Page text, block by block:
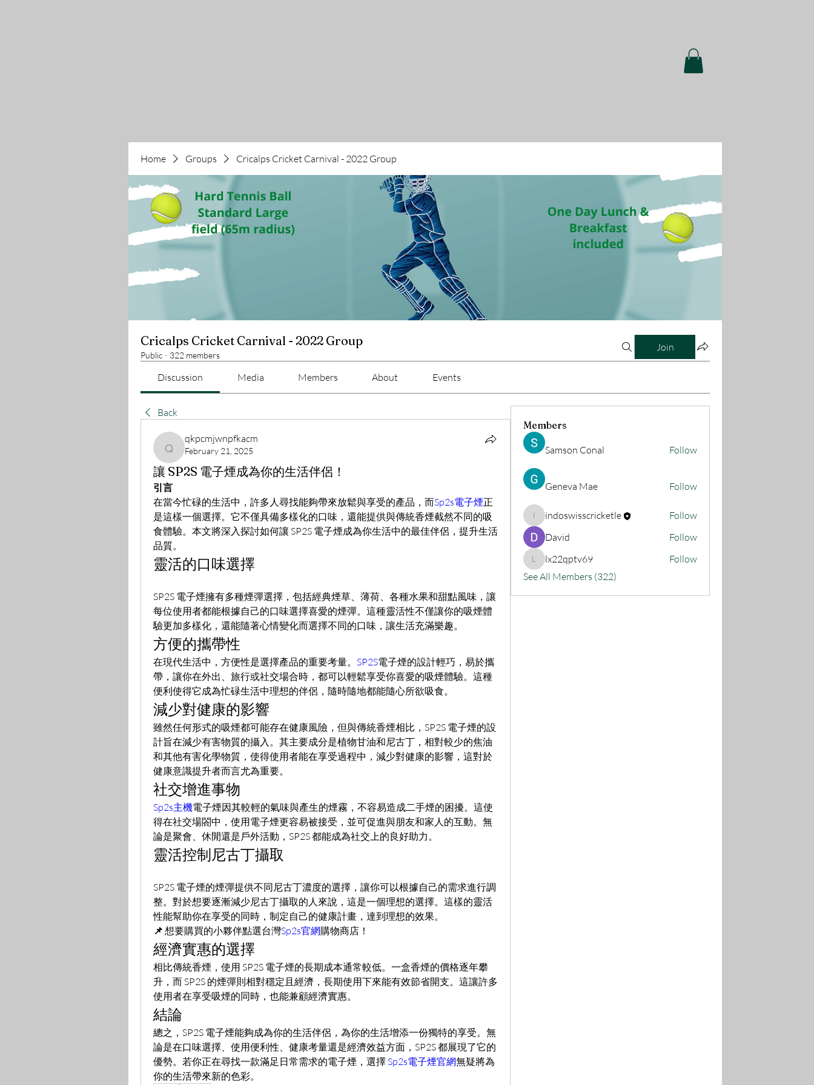
Home Groups Cricalps Cricket Carnival - 2022 Group
Cricalps Cricket Carnival - 2022 Group
Public · 322 members
Join
Discussion Media Members About Events
Back
qkpcmjwnpfkacm
qkpcmjwnpfkacm
February 21, 2025
讓 SP2S 電子煙成為你的生活伴侶！
引言
在當今忙碌的生活中，許多人尋找能夠帶來放鬆與享受的產品，而Sp2s電子煙正
是這樣一個選擇。它不僅具備多樣化的口味，還能提供與傳統香煙截然不同的吸
食體驗。本文將深入探討如何讓 SP2S 電子煙成為你生活中的最佳伴侶，提升生活
品質。
靈活的口味選擇
SP2S 電子煙擁有多種煙彈選擇，包括經典煙草、薄荷、各種水果和甜點風味，讓
每位使用者都能根據自己的口味選擇喜愛的煙彈。這種靈活性不僅讓你的吸煙體
驗更加多樣化，還能隨著心情變化而選擇不同的口味，讓生活充滿樂趣。
方便的攜帶性
在現代生活中，方便性是選擇產品的重要考量。 SP2S電子煙的設計輕巧，易於攜
帶，讓你在外出、旅行或社交場合時，都可以輕鬆享受你喜愛的吸煙體驗。這種
便利使得它成為忙碌生活中理想的伴侶，隨時隨地都能隨心所欲吸食。
減少對健康的影響
雖然任何形式的吸煙都可能存在健康風險，但與傳統香煙相比，SP2S 電子煙的設
計旨在減少有害物質的攝入。其主要成分是植物甘油和尼古丁，相對較少的焦油
和其他有害化學物質，使得使用者能在享受過程中，減少對健康的影響，這對於
健康意識提升者而言尤為重要。
社交增進事物
Sp2s主機電子煙因其較輕的氣味與產生的煙霧，不容易造成二手煙的困擾。這使
得在社交場閤中，使用電子煙更容易被接受，並可促進與朋友和家人的互動。無
論是聚會、休閒還是戶外活動，SP2S 都能成為社交上的良好助力。
靈活控制尼古丁攝取
SP2S 電子煙的煙彈提供不同尼古丁濃度的選擇，讓你可以根據自己的需求進行調
整。對於想要逐漸減少尼古丁攝取的人來說，這是一個理想的選擇。這樣的靈活
性能幫助你在享受的同時，制定自己的健康計畫，達到理想的效果。
📌 想要購買的小夥伴點選台灣Sp2s官網購物商店！
經濟實惠的選擇
相比傳統香煙，使用 SP2S 電子煙的長期成本通常較低。一盒香煙的價格逐年攀
升，而 SP2S 的煙彈則相對穩定且經濟，長期使用下來能有效節省開支。這讓許多
使用者在享受吸煙的同時，也能兼顧經濟實惠。
結論
總之，SP2S 電子煙能夠成為你的生活伴侶，為你的生活增添一份獨特的享受。無
論是在口味選擇、使用便利性、健康考量還是經濟效益方面，SP2S 都展現了它的
優勢。若你正在尋找一款滿足日常需求的電子煙，選擇 Sp2s電子煙官網無疑將為
你的生活帶來新的色彩。
Members
Samson Conal Follow
Geneva Mae Follow
indoswisscricketle
indoswisscricketle
Follow
David
Follow
lx22qptv69
lx22qptv69
Follow
See All Members (322)